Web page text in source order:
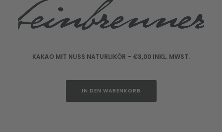
IN DEN WARENKORB
KAKAO MIT NUSS NATURLIKÖR €3,00 INKL. MWST.
IN DEN WARENKORB